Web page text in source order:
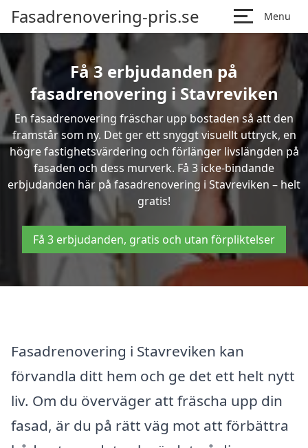
Fasadrenovering-pris.se Menu
Få 3 erbjudanden på
fasadrenovering i Stavreviken
En fasadrenovering fräschar upp bostaden så att den
framstår som ny. Det ger ett snyggt visuellt uttryck, en
högre fastighetsvärdering och förlänger livslängden på
fasaden och dess murverk. Få 3 icke-bindande
erbjudanden här på fasadrenovering i Stavreviken – helt
gratis!
Få 3 erbjudanden, gratis och utan förpliktelser
Fasadrenovering i Stavreviken kan
förvandla ditt hem och ge det ett helt nytt
liv. Om du överväger att fräscha upp din
fasad, är du på rätt väg mot att förbättra